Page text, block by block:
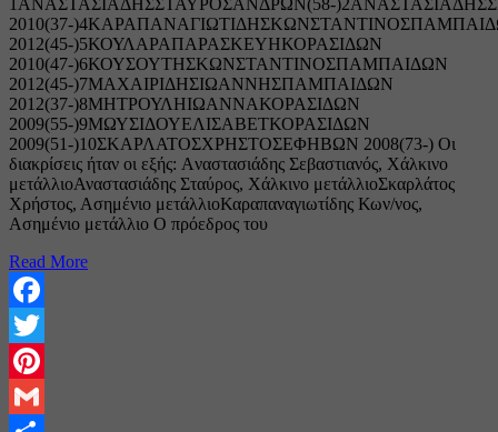
2010(37-
2012(45-)5ΚΟΥΛΑΡΑΠΑΡΑΣΚΕΥΗΚΟΡΑΣΙΔΩΝ
2010(47-)6ΚΟΥΣΟΥΤΗΣΚΩΝΣΤΑΝΤΙΝΟΣΠΑΜΠΑΙΔΩΝ
2012(45-)7ΜΑΧΑΙΡΙΔΗΣΙΩΑΝΝΗΣΠΑΜΠΑΙΔΩΝ
2012(37-)8ΜΗΤΡΟΥΛΗΙΩΑΝΝΑΚΟΡΑΣΙΔΩΝ
2009(55-)9ΜΩΥΣΙΔΟΥΕΛΙΣΑΒΕΤΚΟΡΑΣΙΔΩΝ
2009(51-)10ΣΚΑΡΛΑΤΟΣΧΡΗΣΤΟΣΕΦΗΒΩΝ 2008(73-) Oι
διακρίσεις ήταν οι εξής: Aναστασιάδης Σεβαστιανός, Χάλκινο
μετάλλιοΑναστασιάδης Σταύρος, Χάλκινο μετάλλιοΣκαρλάτος
Χρήστος, Ασημένιο μετάλλιοΚαραπαναγιωτίδης Κων/νος,
Ασημένιο μετάλλιο Ο πρόεδρος του
Read More
Facebook
Twitter
Pinterest